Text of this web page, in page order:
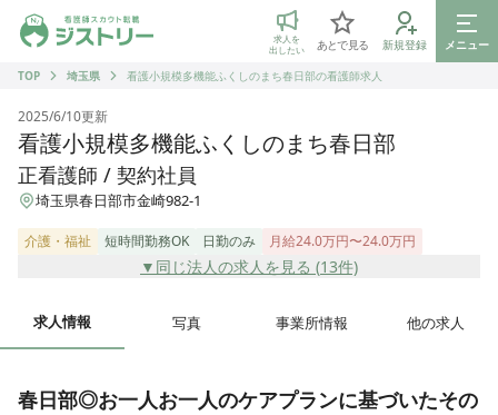
ジストリー 看護師の転職マッチング
求人を
出したい
あとで見る 新規登録
メニュー
TOP
埼玉県 看護小規模多機能ふくしのまち春日部の看護師求人
2025/6/10更新
看護小規模多機能ふくしのまち春日部
正看護師 / 契約社員
埼玉県春日部市金崎982-1
介護・福祉 短時間勤務OK 日勤のみ 月給24.0万円〜24.0万円
▼同じ法人の求人を見る (13件)
求人情報 写真 事業所情報 他の求人
春日部◎お一人お一人のケアプランに基づいたその